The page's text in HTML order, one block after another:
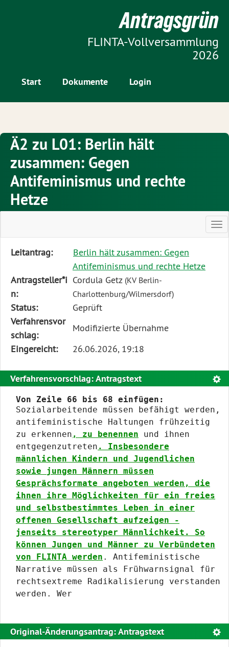
Start Dokumente Login
Antragsgrün
FLINTA-Vollversammlung
2026
Ä2 zu L01: Berlin hält
zusammen: Gegen
Antifeminismus und rechte
Hetze
Diese
beschreibt
den
Status,
die
Antragstellerin
und
Rahmendaten
zum
Änderungsantrag
Leitantrag:
Berlin hält zusammen: Gegen
Antifeminismus und rechte Hetze
Antragsteller*i
n:
Cordula Getz (KV Berlin-
Charlottenburg/Wilmersdorf)
Status:
Geprüft
Verfahrensvor
schlag:
Modifizierte Übernahme
Eingereicht:
26.06.2026, 19:18
Verfahrensvorschlag: Antragstext
Von Zeile 66 bis 68 einfügen:
Sozialarbeitende müssen befähigt werden,
antifeministische Haltungen frühzeitig
zu erkennen , zu benennen und ihnen
entgegenzutreten . Insbesondere
männlichen Kindern und Jugendlichen
sowie jungen Männern müssen
Gesprächsformate angeboten werden, die
ihnen ihre Möglichkeiten für ein freies
und selbstbestimmtes Leben in einer
offenen Gesellschaft aufzeigen -
jenseits stereotyper Männlichkeit. So
können Jungen und Männer zu Verbündeten
von FLINTA werden . Antifeministische
Narrative müssen als Frühwarnsignal für
rechtsextreme Radikalisierung verstanden
werden. Wer
Original-Änderungsantrag: Antragstext